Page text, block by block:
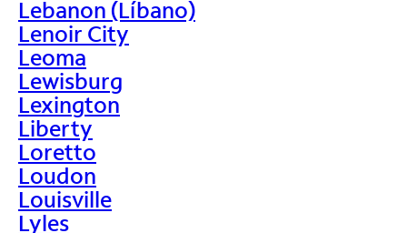
Lebanon (Líbano)
Lenoir City
Leoma
Lewisburg
Lexington
Liberty
Loretto
Loudon
Louisville
Lyles